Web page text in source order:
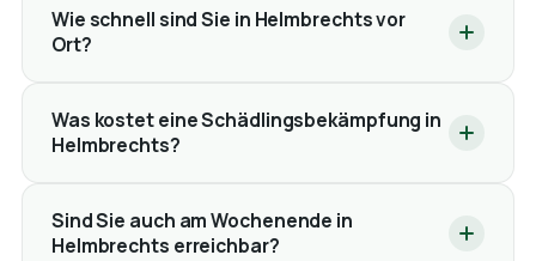
Wie schnell sind Sie in Helmbrechts vor
Ort?
Was kostet eine Schädlingsbekämpfung in
Helmbrechts?
Sind Sie auch am Wochenende in
Helmbrechts erreichbar?